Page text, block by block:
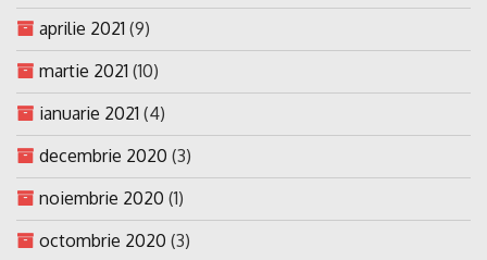
aprilie 2021 (9)
martie 2021 (10)
ianuarie 2021 (4)
decembrie 2020 (3)
noiembrie 2020 (1)
octombrie 2020 (3)